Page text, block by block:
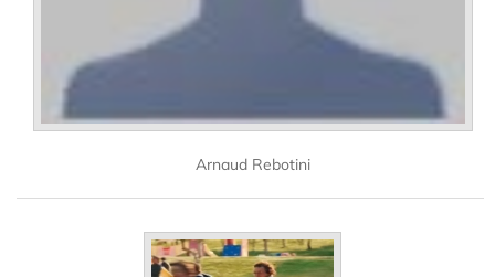
Arnaud Rebotini